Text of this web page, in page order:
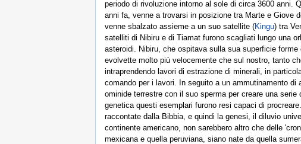
periodo di rivoluzione intorno al sole di circa 3600 anni.
anni fa, venne a trovarsi in posizione tra Marte e Giove
venne sbalzato assieme a un suo satellite (Kingu) tra
satelliti di Nibiru e di Tiamat furono scagliati lungo una
asteroidi. Nibiru, che ospitava sulla sua superficie
evolvette molto più velocemente che sul nostro, tanto
intraprendendo lavori di estrazione di minerali, in
comando per i lavori. In seguito a un ammutinamento
ominide terrestre con il suo sperma per creare una
genetica questi esemplari furono resi capaci di
raccontate dalla Bibbia, e quindi la genesi, il diluvio
continente americano, non sarebbero altro che delle
mexicana e quella peruviana, siano nate da quella